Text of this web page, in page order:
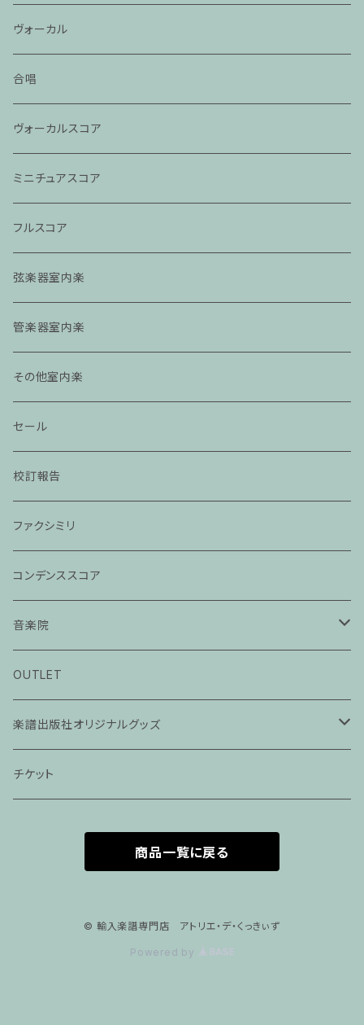
ヴォーカル
合唱
ヴォーカルスコア
ミニチュアスコア
フルスコア
弦楽器室内楽
管楽器室内楽
その他室内楽
セール
校訂報告
ファクシミリ
コンデンススコア
音楽院
ピアノ科３０分レッスン
ピアノ科４５分レッスン
家族割プラン
家族割適用プラン2
声楽ピアノ４５分レッスン
ヴァイオリンピアノ６０分レッスン
OUTLET
楽譜出版社オリジナルグッズ
アパレル
チケット
商品一覧に戻る
© 輸入楽譜専門店 アトリエ・デ・くっきぃず
Powered by